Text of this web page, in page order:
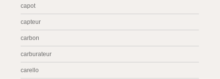
capot
capteur
carbon
carburateur
carello